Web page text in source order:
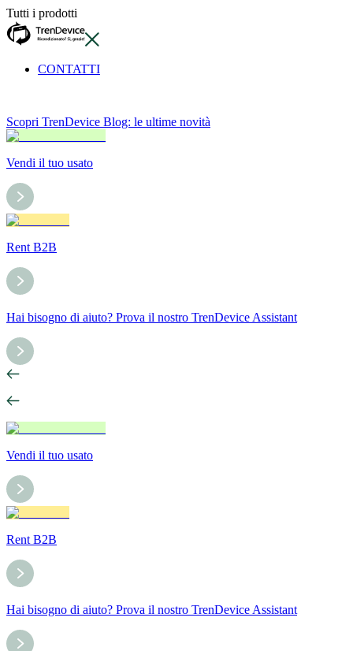
Tutti i prodotti
CONTATTI
Scopri TrenDevice Blog: le ultime novità
Vendi il tuo usato
Rent B2B
Hai bisogno di aiuto? Prova il nostro TrenDevice Assistant
Vendi il tuo usato
Rent B2B
Hai bisogno di aiuto? Prova il nostro TrenDevice Assistant